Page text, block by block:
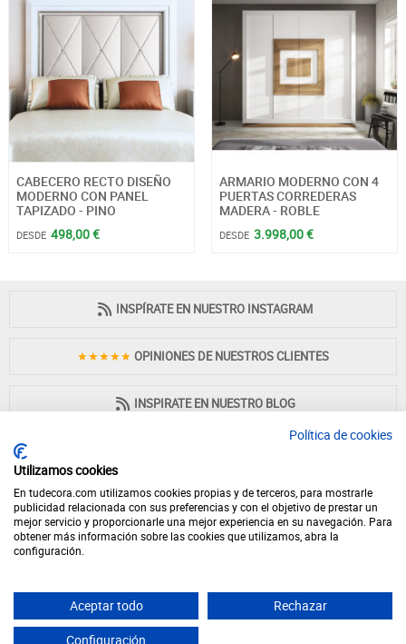
CABECERO RECTO DISEÑO
MODERNO CON PANEL
TAPIZADO - PINO
DESDE 498,00 €
ARMARIO MODERNO CON 4
PUERTAS CORREDERAS
MADERA - ROBLE
DESDE 3.998,00 €
INSPÍRATE EN NUESTRO INSTAGRAM
★★★★★ OPINIONES DE NUESTROS CLIENTES
INSPIRATE EN NUESTRO BLOG
PAGO 100% SEGURO
© 2026 - Desde 1998 en internet - tudecora.com tienda online de muebles
fabricados en España - IVA incluido (Península y Baleares)
Política de cookies
Utilizamos cookies
En tudecora.com utilizamos cookies propias y de terceros, para mostrarle
publicidad relacionada con sus preferencias y con el objetivo de prestar un
mejor servicio y proporcionarle una mejor experiencia en su navegación. Para
obtener más información sobre las cookies que utilizamos, abra la
configuración.
Aceptar todo
Rechazar
Configuración